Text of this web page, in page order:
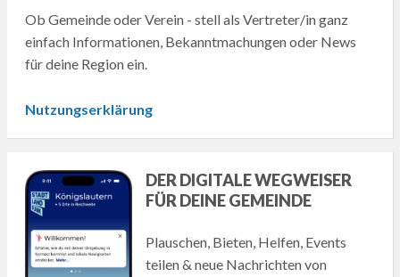
Ob Gemeinde oder Verein - stell als Vertreter/in ganz
einfach Informationen, Bekanntmachungen oder News
für deine Region ein.
Nutzungserklärung
DER DIGITALE WEGWEISER
FÜR DEINE GEMEINDE
Plauschen, Bieten, Helfen, Events
teilen & neue Nachrichten von